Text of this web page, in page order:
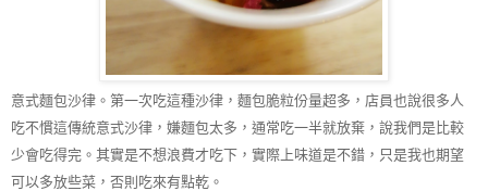
意式麵包沙律。第一次吃這種沙律，麵包脆粒份量超多，店員也說很多人
吃不慣這傳統意式沙律，嫌麵包太多，通常吃一半就放棄，說我們是比較
少會吃得完。其實是不想浪費才吃下，實際上味道是不錯，只是我也期望
可以多放些菜，否則吃來有點乾。